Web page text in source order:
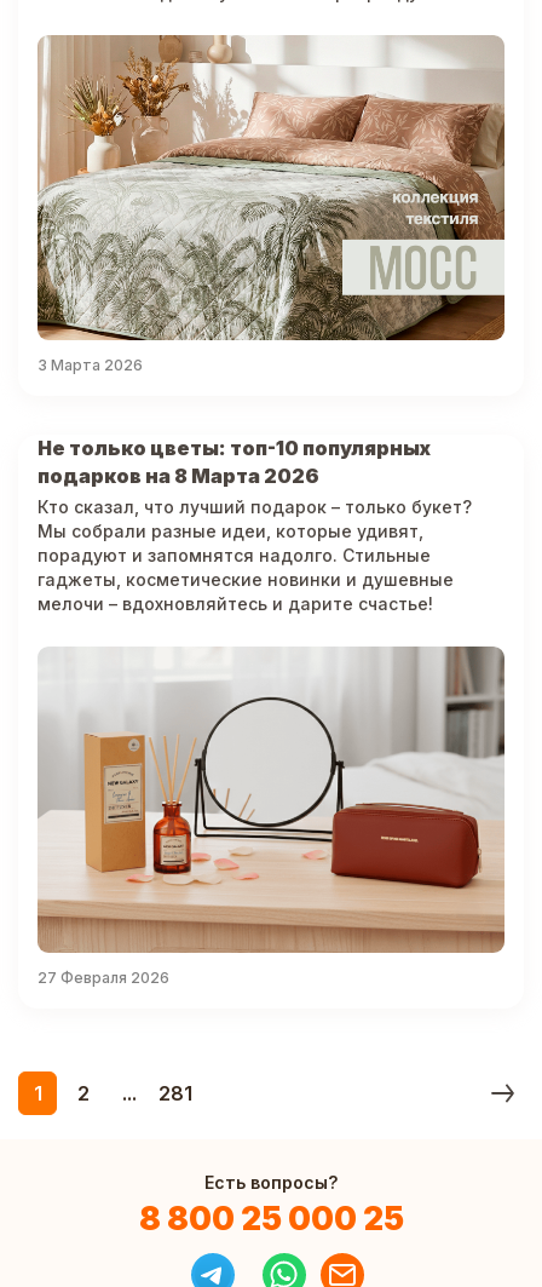
3 Марта 2026
27 Февраля 2026
Не только цветы: топ-10 популярных
подарков на 8 Марта 2026
Кто сказал, что лучший подарок – только букет?
Мы собрали разные идеи, которые удивят,
порадуют и запомнятся надолго. Стильные
гаджеты, косметические новинки и душевные
мелочи – вдохновляйтесь и дарите счастье!
1 2 ... 281
Есть вопросы?
8 800 25 000 25